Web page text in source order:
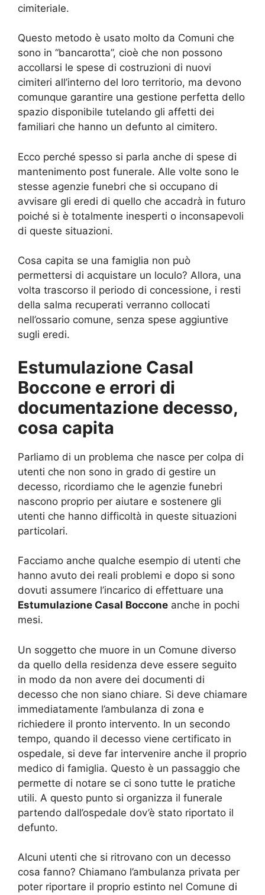
cimiteriale.
Questo metodo è usato molto da Comuni che
sono in “bancarotta”, cioè che non possono
accollarsi le spese di costruzioni di nuovi
cimiteri all’interno del loro territorio, ma devono
comunque garantire una gestione perfetta dello
spazio disponibile tutelando gli affetti dei
familiari che hanno un defunto al cimitero.
Ecco perché spesso si parla anche di spese di
mantenimento post funerale. Alle volte sono le
stesse agenzie funebri che si occupano di
avvisare gli eredi di quello che accadrà in futuro
poiché si è totalmente inesperti o inconsapevoli
di queste situazioni.
Cosa capita se una famiglia non può
permettersi di acquistare un loculo? Allora, una
volta trascorso il periodo di concessione, i resti
della salma recuperati verranno collocati
nell’ossario comune, senza spese aggiuntive
sugli eredi.
Estumulazione Casal
Boccone e errori di
documentazione decesso,
cosa capita
Parliamo di un problema che nasce per colpa di
utenti che non sono in grado di gestire un
decesso, ricordiamo che le agenzie funebri
nascono proprio per aiutare e sostenere gli
utenti che hanno difficoltà in queste situazioni
particolari.
Facciamo anche qualche esempio di utenti che
hanno avuto dei reali problemi e dopo si sono
dovuti assumere l’incarico di effettuare una
Estumulazione Casal Boccone anche in pochi
mesi.
Un soggetto che muore in un Comune diverso
da quello della residenza deve essere seguito
in modo da non avere dei documenti di
decesso che non siano chiare. Si deve chiamare
immediatamente l’ambulanza di zona e
richiedere il pronto intervento. In un secondo
tempo, quando il decesso viene certificato in
ospedale, si deve far intervenire anche il proprio
medico di famiglia. Questo è un passaggio che
permette di notare se ci sono tutte le pratiche
utili. A questo punto si organizza il funerale
partendo dall’ospedale dov’è stato riportato il
defunto.
Alcuni utenti che si ritrovano con un decesso
cosa fanno? Chiamano l’ambulanza privata per
poter riportare il proprio estinto nel Comune di